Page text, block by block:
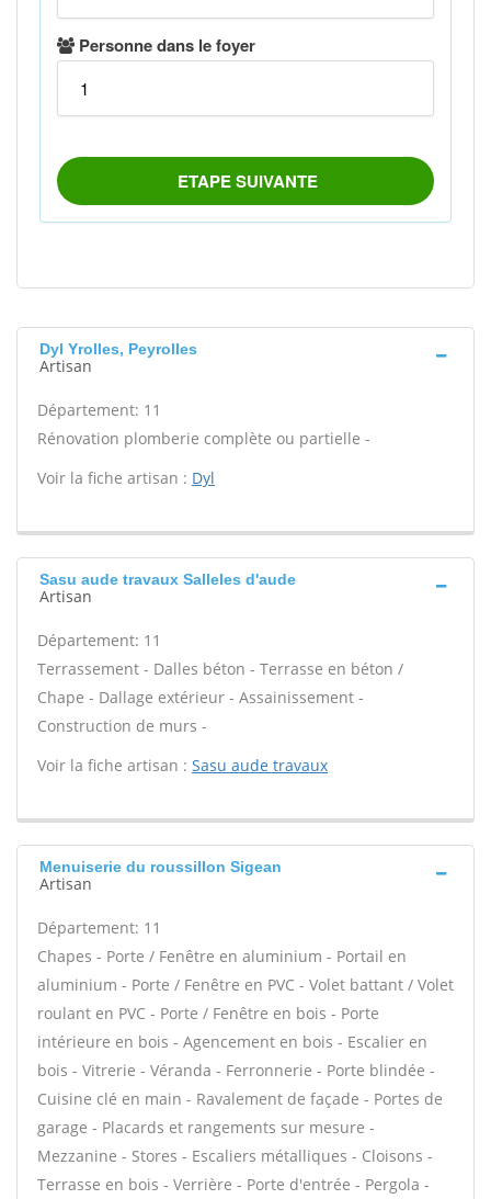
Dyl Yrolles, Peyrolles
Artisan
Département: 11
Rénovation plomberie complète ou partielle -
Voir la fiche artisan : Dyl
Sasu aude travaux Salleles d'aude
Artisan
Département: 11
Terrassement - Dalles béton - Terrasse en béton /
Chape - Dallage extérieur - Assainissement -
Construction de murs -
Voir la fiche artisan : Sasu aude travaux
Menuiserie du roussillon Sigean
Artisan
Département: 11
Chapes - Porte / Fenêtre en aluminium - Portail en
aluminium - Porte / Fenêtre en PVC - Volet battant / Volet
roulant en PVC - Porte / Fenêtre en bois - Porte
intérieure en bois - Agencement en bois - Escalier en
bois - Vitrerie - Véranda - Ferronnerie - Porte blindée -
Cuisine clé en main - Ravalement de façade - Portes de
garage - Placards et rangements sur mesure -
Mezzanine - Stores - Escaliers métalliques - Cloisons -
Terrasse en bois - Verrière - Porte d'entrée - Pergola -